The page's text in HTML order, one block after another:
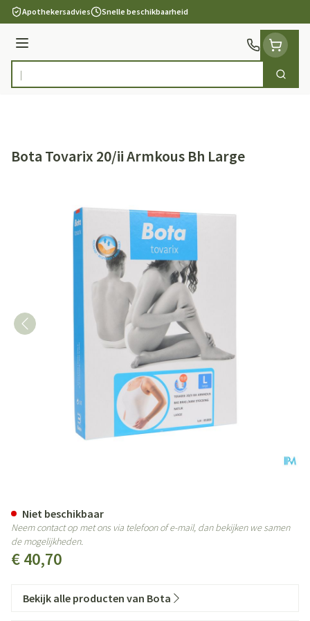
Ga naar de inhoud
Apothekersadvies Snelle beschikbaarheid
Menu
Product, merk, categorie... Zoek
Bota Tovarix 20/ii Armkous Bh Large
€ 40,70
Niet beschikbaar
Neem contact op met ons via telefoon of e-mail, dan bekijken we samen
de mogelijkheden.
Bekijk alle producten van Bota